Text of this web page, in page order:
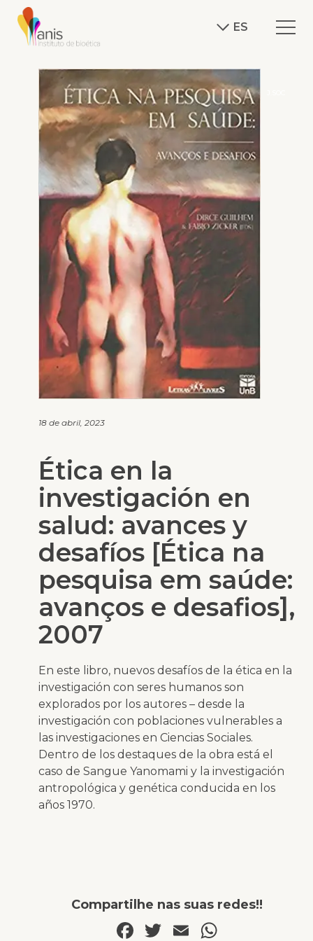
ES
18 de abril, 2023
Ética en la
investigación en
salud: avances y
desafíos [Ética na
pesquisa em saúde:
avanços e desafios],
2007
En este libro, nuevos desafíos de la ética en la
investigación con seres humanos son
explorados por los autores – desde la
investigación con poblaciones vulnerables a
las investigaciones en Ciencias Sociales.
Dentro de los destaques de la obra está el
caso de Sangue Yanomami y la investigación
antropológica y genética conducida en los
años 1970.
Compartilhe nas suas redes!!
Facebook
Twitter
Email